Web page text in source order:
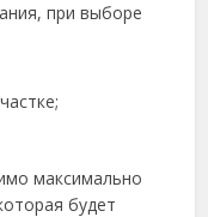
при выборе
максимально
будет